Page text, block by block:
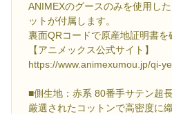
ANIMEXのグースのみを使用し
ットが付属します。
裏面QRコードで原産地証明書を
【アニメックス公式サイト】
https://www.animexumou.jp/qi-
■側生地：赤系 80番手サテン超
厳選されたコットンで高密度に